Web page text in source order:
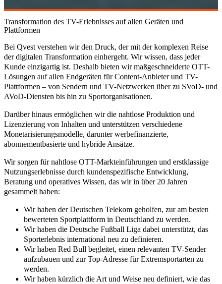
Transformation des TV-Erlebnisses auf allen Geräten und
Plattformen
Bei Qvest verstehen wir den Druck, der mit der komplexen Reise
der digitalen Transformation einhergeht. Wir wissen, dass jeder
Kunde einzigartig ist. Deshalb bieten wir maßgeschneiderte OTT-
Lösungen auf allen Endgeräten für Content-Anbieter und TV-
Plattformen – von Sendern und TV-Netzwerken über zu SVoD- und
AVoD-Diensten bis hin zu Sportorganisationen.
Darüber hinaus ermöglichen wir die nahtlose Produktion und
Lizenzierung von Inhalten und unterstützen verschiedene
Monetarisierungsmodelle, darunter werbefinanzierte,
abonnementbasierte und hybride Ansätze.
Wir sorgen für nahtlose OTT-Markteinführungen und erstklassige
Nutzungserlebnisse durch kundenspezifische Entwicklung,
Beratung und operatives Wissen, das wir in über 20 Jahren
gesammelt haben:
Wir haben der Deutschen Telekom geholfen, zur am besten
bewerteten Sportplattform in Deutschland zu werden.
Wir haben die Deutsche Fußball Liga dabei unterstützt, das
Sporterlebnis international neu zu definieren.
Wir haben Red Bull begleitet, einen relevanten TV-Sender
aufzubauen und zur Top-Adresse für Extremsportarten zu
werden.
Wir haben kürzlich die Art und Weise neu definiert, wie das